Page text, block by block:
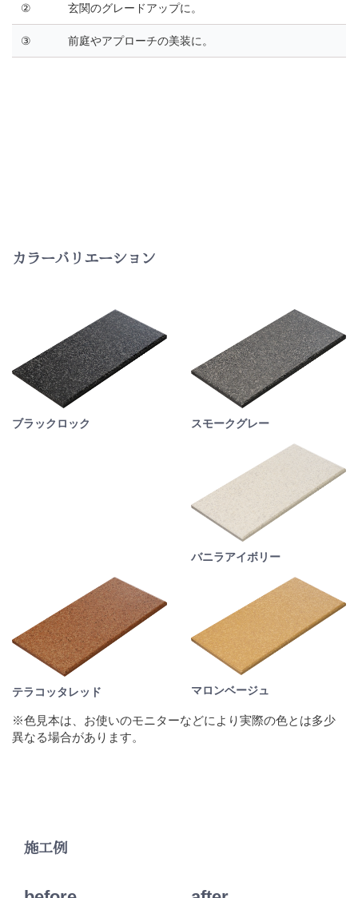
② 玄関のグレードアップに。
③ 前庭やアプローチの美装に。
カラーバリエーション
ブラックロック スモークグレー
バニラアイボリー
テラコッタレッド マロンベージュ
※色見本は、お使いのモニターなどにより実際の色とは多少
異なる場合があります。
施工例